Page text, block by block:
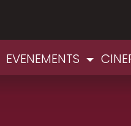
EVENEMENTS